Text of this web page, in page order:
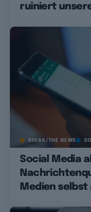
ruiniert
BREAK/THE NEWS
Social Media
Medien selbst